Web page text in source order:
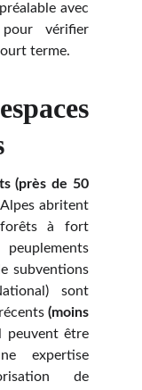
avec
pour vérifier
terme.
(près de 50
abritent
forêts à fort
subventions
sont
(moins
être
expertise
de